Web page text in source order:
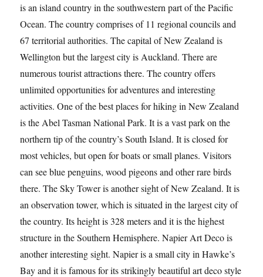
is an island country in the southwestern part of the Pacific
Ocean. The country comprises of 11 regional councils and
67 territorial authorities. The capital of New Zealand is
Wellington but the largest city is Auckland. There are
numerous tourist attractions there. The country offers
unlimited opportunities for adventures and interesting
activities. One of the best places for hiking in New Zealand
is the Abel Tasman National Park. It is a vast park on the
northern tip of the country’s South Island. It is closed for
most vehicles, but open for boats or small planes. Visitors
can see blue penguins, wood pigeons and other rare birds
there. The Sky Tower is another sight of New Zealand. It is
an observation tower, which is situated in the largest city of
the country. Its height is 328 meters and it is the highest
structure in the Southern Hemisphere. Napier Art Deco is
another interesting sight. Napier is a small city in Hawke’s
Bay and it is famous for its strikingly beautiful art deco style